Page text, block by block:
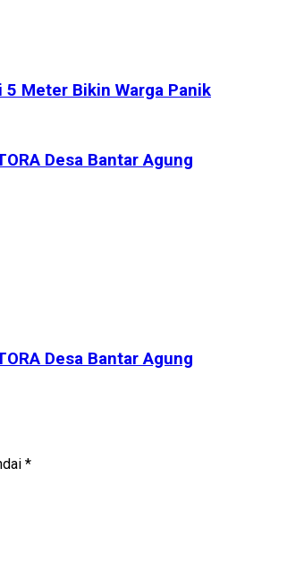
Meter Bikin Warga Panik
Desa Bantar Agung
Desa Bantar Agung
*